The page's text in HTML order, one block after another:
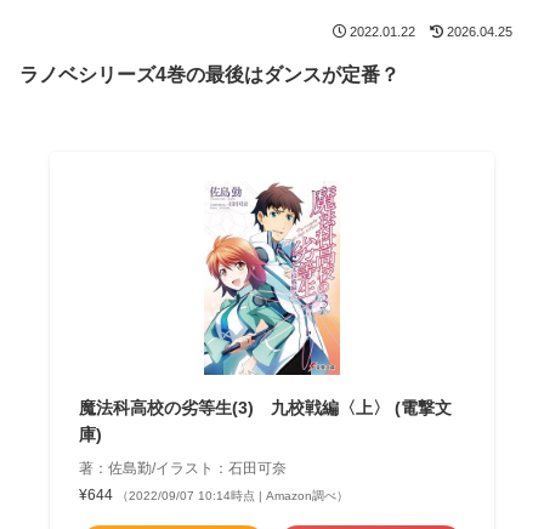
2022.01.22 2026.04.25
ラノベシリーズ4巻の最後はダンスが定番？
魔法科高校の劣等生(3) 九校戦編〈上〉 (電撃文
庫)
著：佐島勤/イラスト：石田可奈
¥644
（2022/09/07 10:14時点 | Amazon調べ）